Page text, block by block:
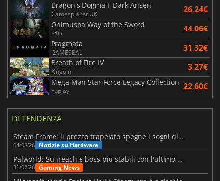
Dragon's Dogma II Dark Arisen
Gamesplanet UK 26.24€
Onimusha Way of the Sword
K4G 44.06€
Pragmata
GAMESEAL 31.32€
Breath of Fire IV
Kinguin 3.27€
Mega Man Star Force Legacy Collection
Yuplay 22.60€
DI TENDENZA
Steam Frame: il prezzo trapelato spegne i sogni di un VR economico
04/08/26 Notizie su Hardware
Palworld: Sunreach e boss più stabili con l'ultimo update
31/07/26 Gaming News